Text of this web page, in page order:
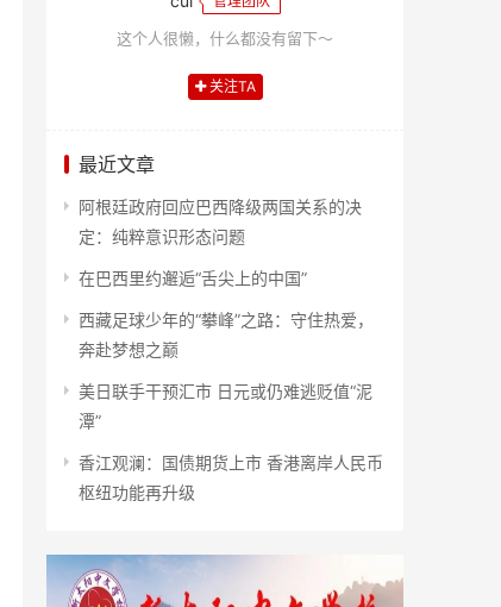
这个人很懒，什么都没有留下～
关注TA
最近文章
阿根廷政府回应巴西降级两国关系的决
定：纯粹意识形态问题
在巴西里约邂逅“舌尖上的中国”
西藏足球少年的“攀峰”之路：守住热爱，
奔赴梦想之巅
美日联手干预汇市 日元或仍难逃贬值“泥
潭”
香江观澜：国债期货上市 香港离岸人民币
枢纽功能再升级